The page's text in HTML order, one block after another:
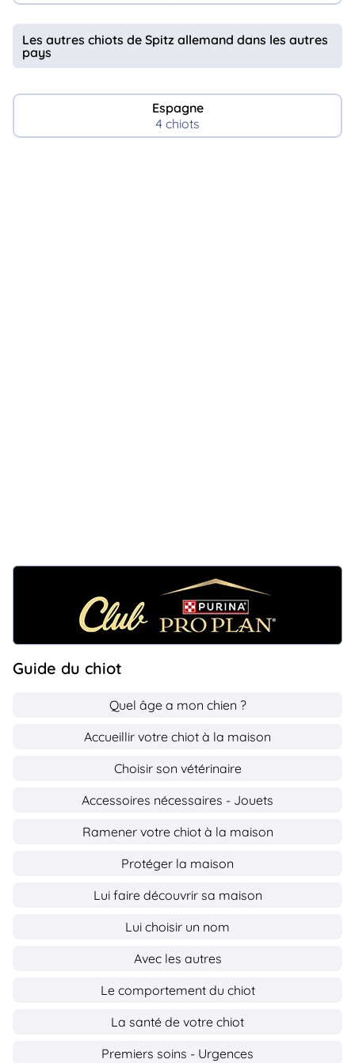
Les autres chiots de Spitz allemand dans les autres
pays
Espagne
4 chiots
Guide du chiot
Quel âge a mon chien ?
Accueillir votre chiot à la maison
Choisir son vétérinaire
Accessoires nécessaires - Jouets
Ramener votre chiot à la maison
Protéger la maison
Lui faire découvrir sa maison
Lui choisir un nom
Avec les autres
Le comportement du chiot
La santé de votre chiot
Premiers soins - Urgences